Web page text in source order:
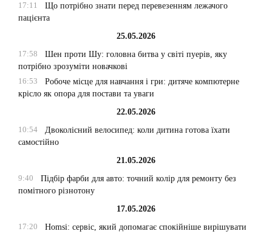
17:11
Що потрібно знати перед перевезенням лежачого
пацієнта
25.05.2026
17:58
Шен проти Шу: головна битва у світі пуерів, яку
потрібно зрозуміти новачкові
16:53
Робоче місце для навчання і гри: дитяче компютерне
крісло як опора для постави та уваги
22.05.2026
10:54
Двоколісний велосипед: коли дитина готова їхати
самостійно
21.05.2026
9:40
Підбір фарби для авто: точний колір для ремонту без
помітного різнотону
17.05.2026
17:20
Homsi: сервіс, який допомагає спокійніше вирішувати